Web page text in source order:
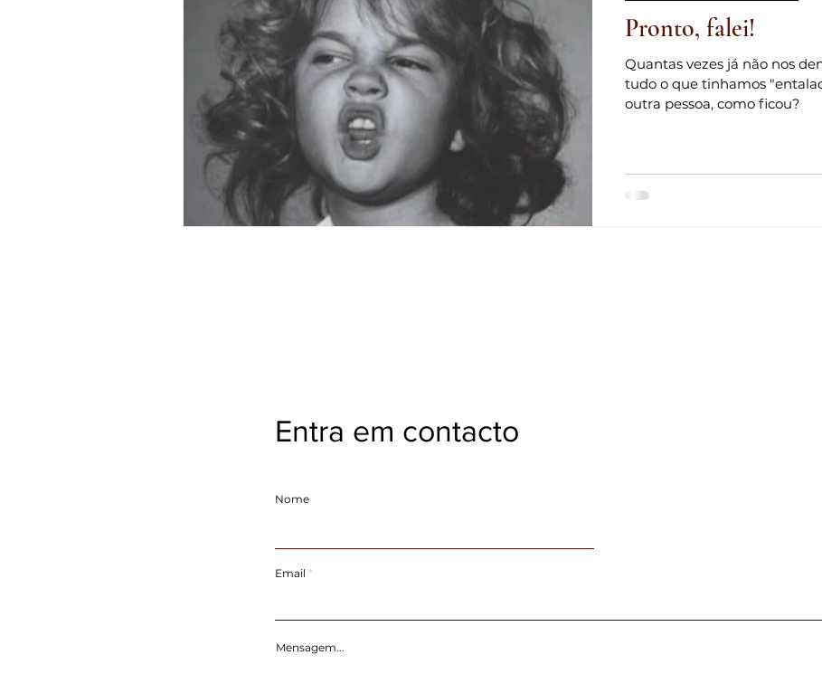
Testemunho Mulher Violência Doméstica
Ter Fé na Cidade Fé Racismo Responsabilidade Social Ausência Paterna
Pronto, falei!
Quantas vezes já não nos
tudo o que tinhamos
outra pessoa, como ficou?
Entra em contacto
Nome
Email
Mensagem...